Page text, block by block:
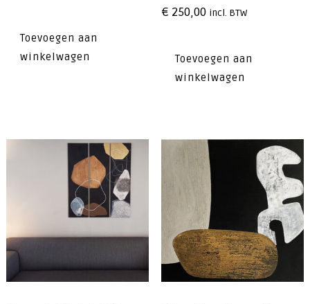
Toevoegen aan
winkelwagen
€ 250,00 incl. BTW
Toevoegen aan
winkelwagen